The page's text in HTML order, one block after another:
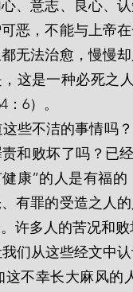
、意志、良心、
恶，不能与上帝
无法治愈，慢慢
这是一种必死之
6）。
和败坏了吗？已
康”的人是有福
有罪的受造之人
许多人的苦况和
让我们从这些经文